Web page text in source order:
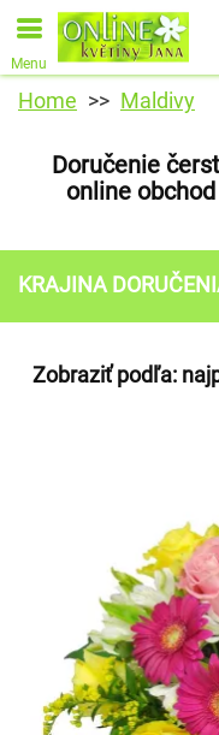
Menu
Home Maldivy
Doručenie
online
KRAJINA
Zobraziť podľa: